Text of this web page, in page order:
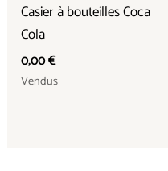
Casier à bouteilles Coca
Cola
0,00€
Vendus